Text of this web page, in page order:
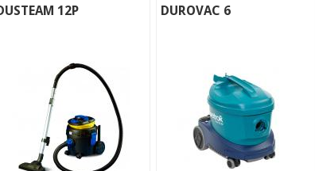
12P DUROVAC 6